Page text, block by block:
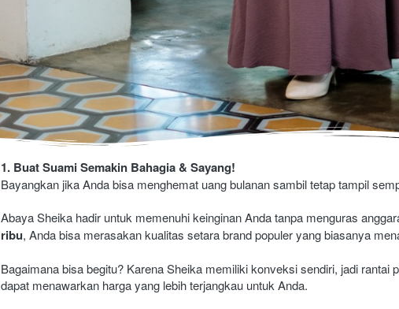
1. Buat Suami Semakin Bahagia & Sayang!
Bayangkan jika Anda bisa menghemat uang bulanan sambil tetap tampil
Abaya Sheika hadir untuk memenuhi keinginan Anda tanpa menguras
ribu, Anda bisa merasakan kualitas setara brand populer yang biasanya
Bagaimana bisa begitu? Karena Sheika memiliki konveksi sendiri, jadi rantai
dapat menawarkan harga yang lebih terjangkau untuk Anda.